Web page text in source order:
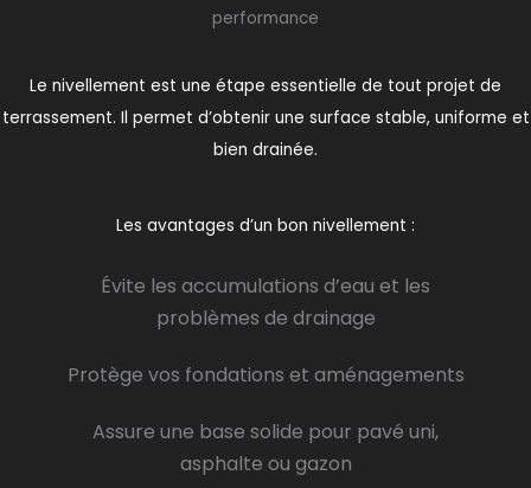
performance
Le nivellement est une étape essentielle de tout projet de
terrassement. Il permet d’obtenir une surface stable, uniforme et
bien drainée.
Les avantages d’un bon nivellement :
Évite les accumulations d’eau et les
problèmes de drainage
Protège vos fondations et aménagements
Assure une base solide pour pavé uni,
asphalte ou gazon